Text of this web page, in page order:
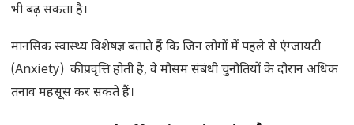
भी बढ़ सकता है।
मानसिक स्वास्थ्य विशेषज्ञ बताते हैं कि जिन लोगों में पहले से एंग्जायटी
(Anxiety) की प्रवृत्ति होती है, वे मौसम संबंधी चुनौतियों के दौरान अधिक
तनाव महसूस कर सकते हैं।